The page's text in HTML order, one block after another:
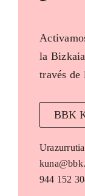
la
través de
BBK
944 152